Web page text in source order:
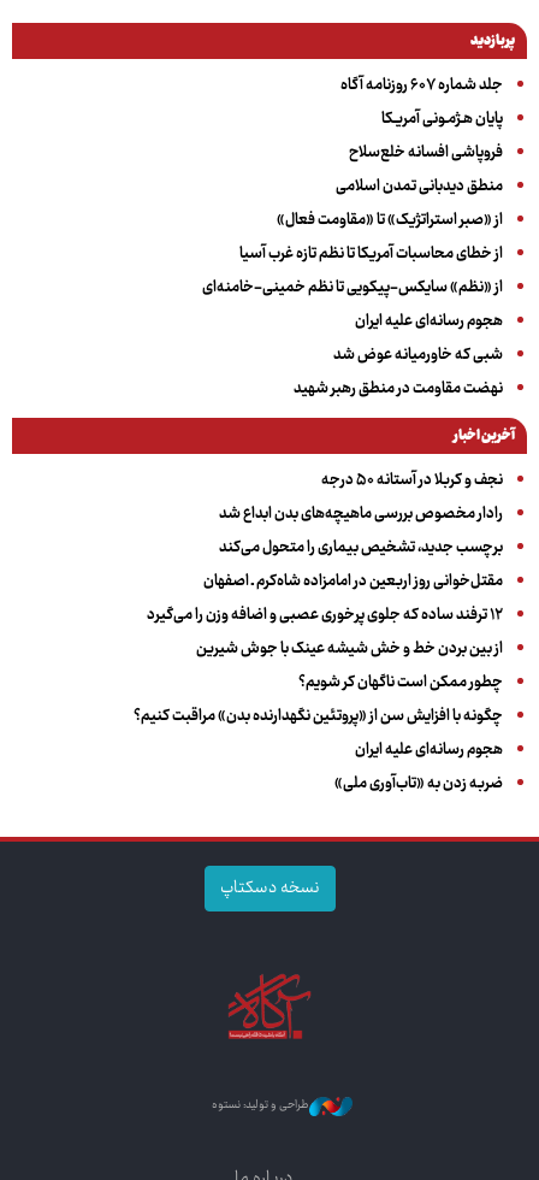
پربازدید
جلد شماره ۶۰۷ روزنامه آگاه
پایان هـژمـونی آمریـکا
فروپاشی افسانه خلع‌سلاح
منطق دیدبانی تمدن اسلامی
از «صبر استراتژیک» تا «مقاومت فعال»
از خطای محاسبات آمریکا تا نظم تازه غرب آسیا
از «نظم» سایکس-پیکویی تا نظم خمینی-خامنه‌ای
هجوم رسانه‌ای علیه ایران
شبی که خاورمیانه عوض شد
نهضت مقاومت در منطق رهبر شهید
آخرین اخبار
نجف و کربلا در آستانه ۵۰ درجه
رادار مخصوص بررسی ماهیچه‌های بدن ابداع شد
برچسب جدید، تشخیص بیماری را متحول می‌کند
مقتل‌خوانی روز اربعین در امامزاده شاه‌کرم ـ اصفهان
۱۲ ترفند ساده که جلوی پرخوری عصبی و اضافه ‌وزن را می‌گیرد
از بین بردن خط و خش شیشه عینک با جوش شیرین
چطور ممکن است ناگهان کر شویم؟
چگونه با افزایش سن از «پروتئین نگهدارنده بدن» مراقبت کنیم؟
هجوم رسانه‌ای علیه ایران
ضربه زدن به «تاب‌آوری ملی»
نسخه دسکتاپ
طراحی و تولید: نستوه